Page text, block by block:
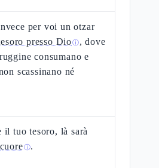
per voi un otzar
presso Dioⓘ, dove
consumano e
scassinano né
il tuo tesoro, là sarà
cuoreⓘ.